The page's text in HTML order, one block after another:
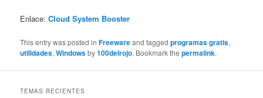
Enlace:Cloud System Booster
This entry was posted inFreewareand taggedprogramas gratis,
utilidades,Windowsby100delrojo. Bookmark thepermalink.
TEMAS RECIENTES